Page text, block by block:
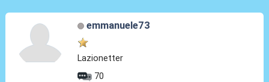
emmanuele73
Lazionetter
70